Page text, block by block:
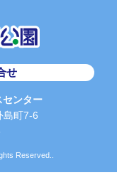
せ
ンター
島町7-6
Reserved..